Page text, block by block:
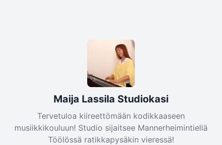
Maija Lassila Studiokasi
Tervetuloa kiireettömään kodikkaaseen
musiikkikouluun! Studio sijaitsee Mannerheimintiellä
Töölössä ratikkapysäkin vieressä!